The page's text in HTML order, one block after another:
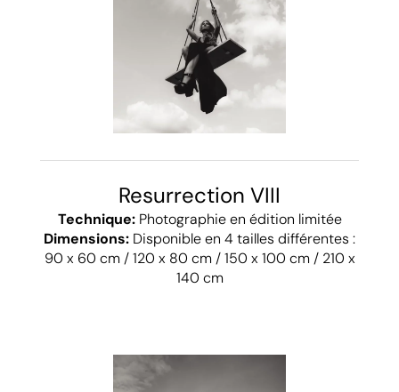
Resurrection VIII
Technique:Photographie en édition limitée
Dimensions: Disponible en 4 tailles différentes :
90 x 60 cm / 120 x 80 cm / 150 x 100 cm / 210 x
140 cm